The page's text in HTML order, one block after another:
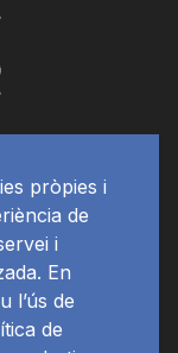
pròpies i
de
i
En
l’ús de
de